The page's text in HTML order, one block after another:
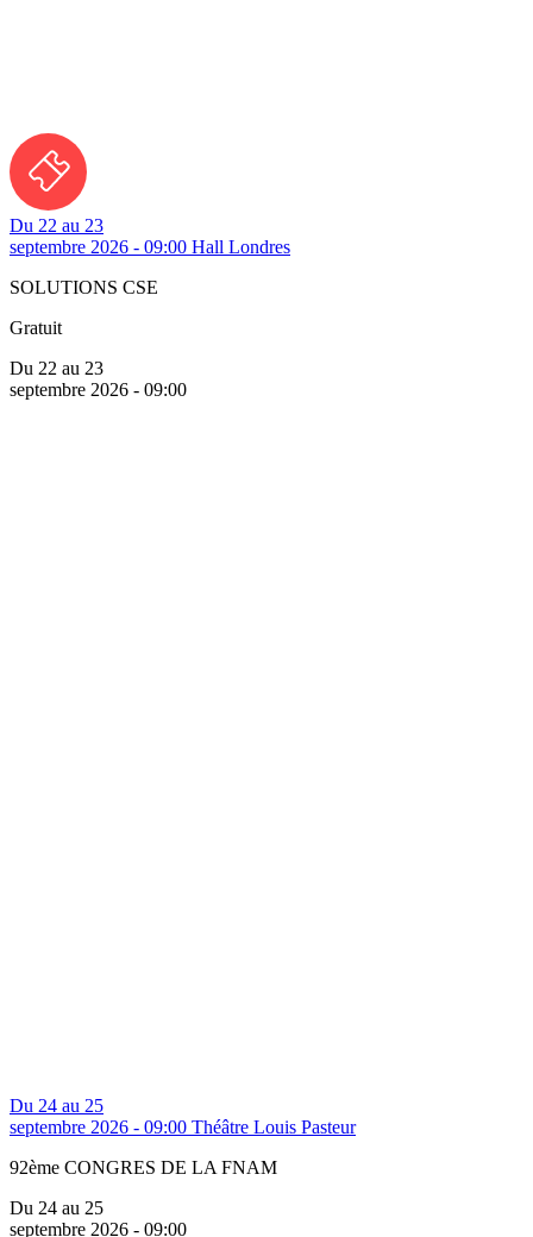
Du 22 au 23
septembre 2026 - 09:00 Hall Londres
SOLUTIONS CSE
Gratuit
Du 22 au 23
septembre 2026 - 09:00
Du 24 au 25
septembre 2026 - 09:00 Théâtre Louis Pasteur
92ème CONGRES DE LA FNAM
Du 24 au 25
septembre 2026 - 09:00